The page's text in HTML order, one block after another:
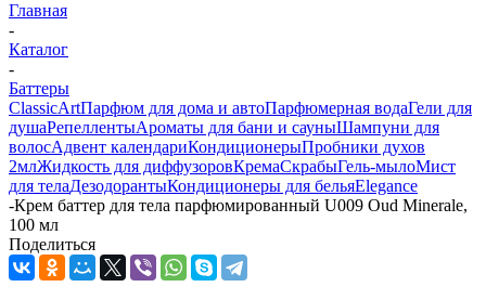
Главная
-
Каталог
-
Баттеры
ClassicArtПарфюм для дома и автоПарфюмерная водаГели для
душаРепеллентыАроматы для бани и сауныШампуни для
волосАдвент календариКондиционерыПробники духов
2млЖидкость для диффузоровКремаСкрабыГель-мылоМист
для телаДезодорантыКондиционеры для бельяElegance
-Крем баттер для тела парфюмированный U009 Oud Minerale,
100 мл
Поделиться